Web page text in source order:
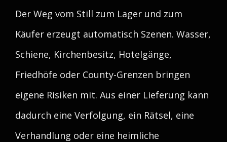
Der Weg vom Still zum Lager und zum
Käufer erzeugt automatisch Szenen. Wasser,
Schiene, Kirchenbesitz, Hotelgänge,
Friedhöfe oder County-Grenzen bringen
eigene Risiken mit. Aus einer Lieferung kann
dadurch eine Verfolgung, ein Rätsel, eine
Verhandlung oder eine heimliche